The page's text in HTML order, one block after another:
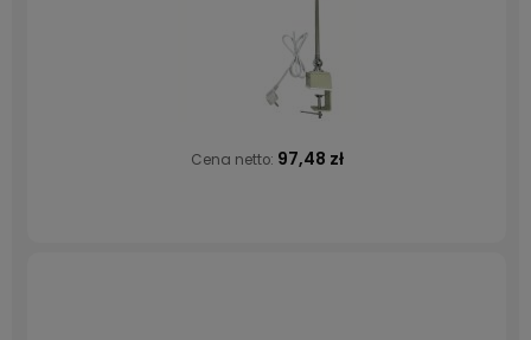
Cena netto: 97,48 zł